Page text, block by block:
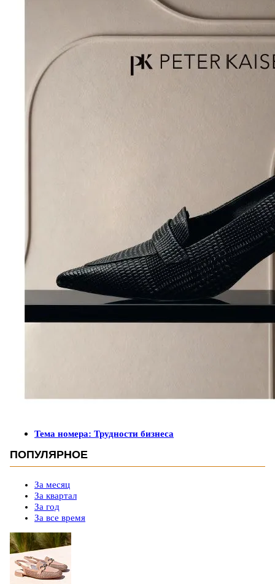
Тема номера: Трудности бизнеса
ПОПУЛЯРНОЕ
За месяц
За квартал
За год
За все время